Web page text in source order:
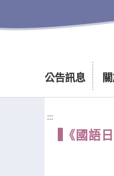
公告訊息
:::
《國語